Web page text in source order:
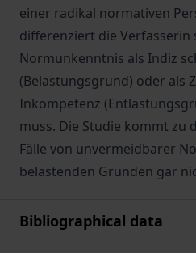
einer radikal normativen
differenziert die Verfasserin
Normunkenntnis als Indiz
(Belastungsgrund) oder als
Inkompetenz
muss. Die Studie kommt zu
Fälle von unvermeidbarer
belastenden Gründen gar
Bibliographical data